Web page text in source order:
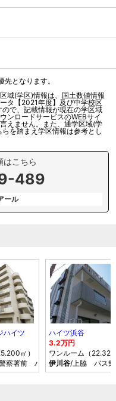
となります。
域(学区)情報は、国土数値情報
タ【2021年度】及び中学校区
で、記載情報が現在の学区域
ンロードサービスのWEBサイ
えません。また、通学区域(学
を踏まえ学区情報は参考とし
はこちら
489
ール
ハイツ
㎡）
察署前 バス乗車時間6分 停歩
ハイツ浜谷
3.2万円
ワンルーム（
伊川谷/上脇 バス